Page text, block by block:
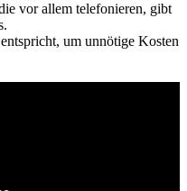
vor allem telefonieren, gibt
um unnötige Kosten